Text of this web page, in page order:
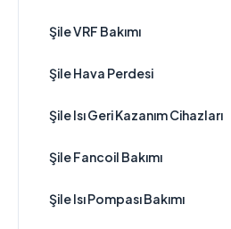
Şile VRF Bakımı
Şile Hava Perdesi
Şile Isı Geri Kazanım Cihazları
Şile Fancoil Bakımı
Şile Isı Pompası Bakımı